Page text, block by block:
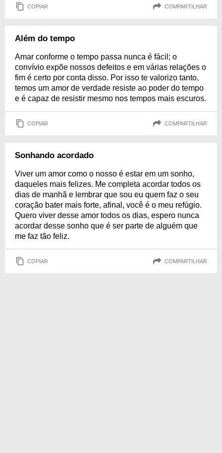
COPIAR COMPARTILHAR
Além do tempo
Amar conforme o tempo passa nunca é fácil; o
convívio expõe nossos defeitos e em várias relações o
fim é certo por conta disso. Por isso te valorizo tanto,
temos um amor de verdade resiste ao poder do tempo
e é capaz de resistir mesmo nos tempos mais escuros.
COPIAR COMPARTILHAR
Sonhando acordado
Viver um amor como o nosso é estar em um sonho,
daqueles mais felizes. Me completa acordar todos os
dias de manhã e lembrar que sou eu quem faz o seu
coração bater mais forte, afinal, você é o meu refúgio.
Quero viver desse amor todos os dias, espero nunca
acordar desse sonho que é ser parte de alguém que
me faz tão feliz.
COPIAR COMPARTILHAR